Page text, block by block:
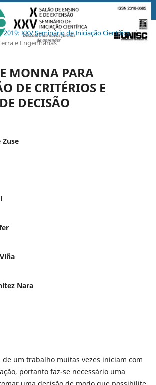
2019: XXV Seminário de Iniciação Científica /
e Engenharias
MONNA PARA
DE CRITÉRIOS E
DECISÃO
Zuse
Nara
de um trabalho muitas vezes iniciam com
portanto faz-se necessário uma